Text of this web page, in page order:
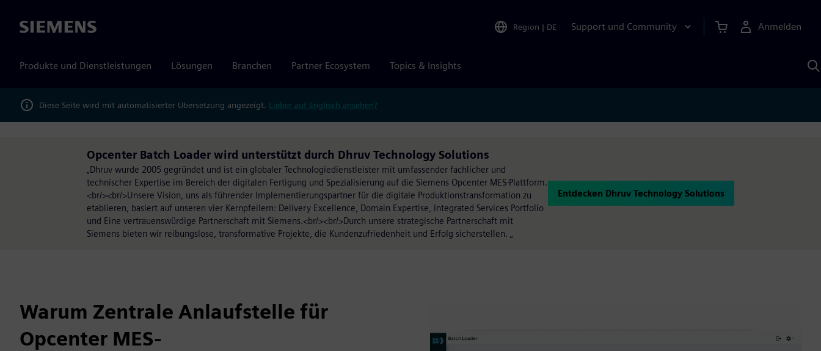
Siemens Region | DE Support und Community Anmelden
Produkte und Dienstleistungen Lösungen Branchen Partner Ecosystem Topics & Insights
KI
Diese Seite wird mit automatisierter Übersetzung angezeigt. Lieber auf Englisch ansehen?
Opcenter Batch Loader wird unterstützt durch Dhruv Technology Solutions
„Dhruv wurde 2005 gegründet und ist ein globaler Technologiedienstleister mit umfassender fachlicher und
technischer Expertise im Bereich der digitalen Fertigung und Spezialisierung auf die Siemens Opcenter MES-Plattform.
<br/><br/>Unsere Vision, uns als führender Implementierungspartner für die digitale Produktionstransformation zu
etablieren, basiert auf unseren vier Kernpfeilern: Delivery Excellence, Domain Expertise, Integrated Services Portfolio
und Eine vertrauenswürdige Partnerschaft mit Siemens.<br/><br/>Durch unsere strategische Partnerschaft mit
Siemens bieten wir reibungslose, transformative Projekte, die Kundenzufriedenheit und Erfolg sicherstellen. „
Entdecken Dhruv Technology Solutions
Warum Zentrale Anlaufstelle für
Opcenter MES-